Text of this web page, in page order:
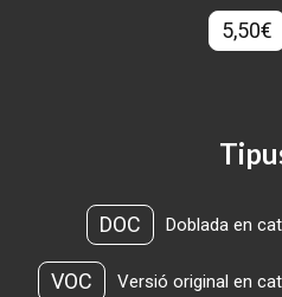
5,50€
DOC Doblada en
VOC Versió original en